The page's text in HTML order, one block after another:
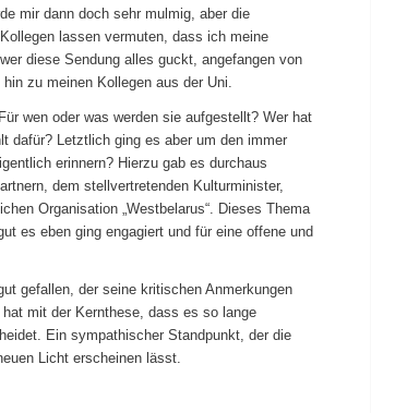
mir dann doch sehr mulmig, aber die
lassen vermuten, dass ich meine
diese Sendung alles guckt, angefangen von
zu meinen Kollegen aus der Uni.
wen oder was werden sie aufgestellt? Wer hat
dafür? Letztlich ging es aber um den immer
erinnern? Hierzu gab es durchaus
dem stellvertretenden Kulturminister,
Organisation „Westbelarus“. Dieses Thema
es eben ging engagiert und für eine offene und
gefallen, der seine kritischen Anmerkungen
mit der Kernthese, dass es so lange
Ein sympathischer Standpunkt, der die
Licht erscheinen lässt.